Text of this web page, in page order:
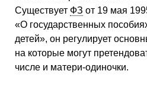
Существует ФЗ от 19 мая
«О государственных
детей», он регулирует
на которые могут
числе и матери-одиночки.